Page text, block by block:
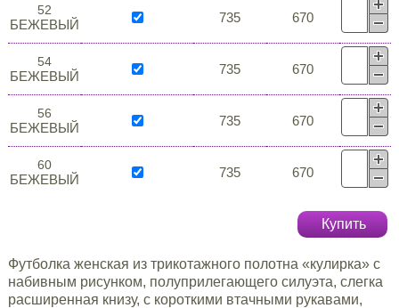
52
БЕЖЕВЫЙ 735 670
54
БЕЖЕВЫЙ 735 670
56
БЕЖЕВЫЙ 735 670
60
БЕЖЕВЫЙ 735 670
Купить
Футболка женская из трикотажного полотна «кулирка» с
набивным рисунком, полуприлегающего силуэта, слегка
расширенная книзу, с короткими втачными рукавами,